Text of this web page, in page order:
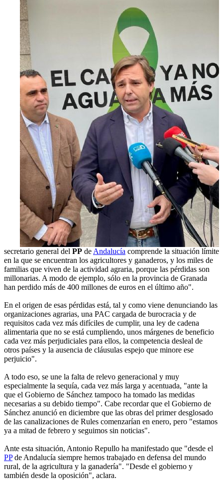
secretario general del PP de Andalucía comprende la situación límite
en la que se encuentran los agricultores y ganaderos, y los miles de
familias que viven de la actividad agraria, porque las pérdidas son
millonarias. A modo de ejemplo, sólo en la provincia de Granada
han perdido más de 400 millones de euros en el último año".
En el origen de esas pérdidas está, tal y como viene denunciando las
organizaciones agrarias, una PAC cargada de burocracia y de
requisitos cada vez más difíciles de cumplir, una ley de cadena
alimentaria que no se está cumpliendo, unos márgenes de beneficio
cada vez más perjudiciales para ellos, la competencia desleal de
otros países y la ausencia de cláusulas espejo que minore ese
perjuicio".
A todo eso, se une la falta de relevo generacional y muy
especialmente la sequía, cada vez más larga y acentuada, "ante la
que el Gobierno de Sánchez tampoco ha tomado las medidas
necesarias a su debido tiempo". Cabe recordar que el Gobierno de
Sánchez anunció en diciembre que las obras del primer desglosado
de las canalizaciones de Rules comenzarían en enero, pero "estamos
ya a mitad de febrero y seguimos sin noticias".
Ante esta situación, Antonio Repullo ha manifestado que "desde el
PPde Andalucía siempre hemos trabajado en defensa del mundo
rural, de la agricultura y la ganadería". "Desde el gobierno y
también desde la oposición", aclara.